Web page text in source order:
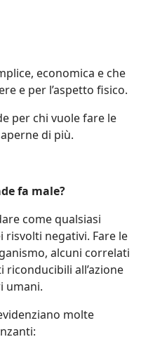
economica e che
e per l’aspetto fisico.
per chi vuole fare le
di più.
fa male?
come qualsiasi
risvolti negativi. Fare le
alcuni correlati
all’azione
umani.
molte